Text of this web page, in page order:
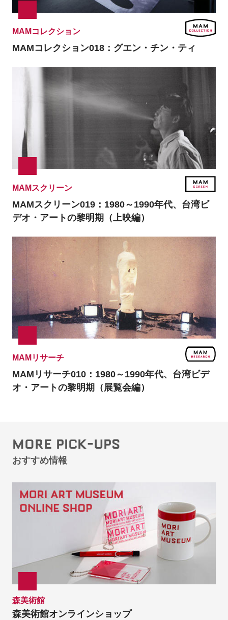
MAMコレクション
MAMコレクション018： グエン・チン・ティ
MAMスクリーン
MAMスクリーン019： 1980～1990年代、台湾ビ
デオ・アートの黎明期（上映編）
MAMリサーチ
MAMリサーチ010： 1980～1990年代、台湾ビデ
オ・アートの黎明期（展覧会編）
MORE PICK-UPS
おすすめ情報
森美術館
森美術館オンラインショップ